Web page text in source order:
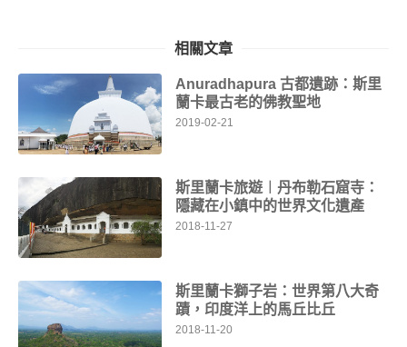
相關文章
Anuradhapura 古都遺跡：斯里
蘭卡最古老的佛教聖地
2019-02-21
斯里蘭卡旅遊︱丹布勒石窟寺：
隱藏在小鎮中的世界文化遺產
2018-11-27
斯里蘭卡獅子岩：世界第八大奇
蹟，印度洋上的馬丘比丘
2018-11-20